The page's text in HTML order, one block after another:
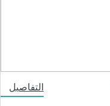
التفاصيل